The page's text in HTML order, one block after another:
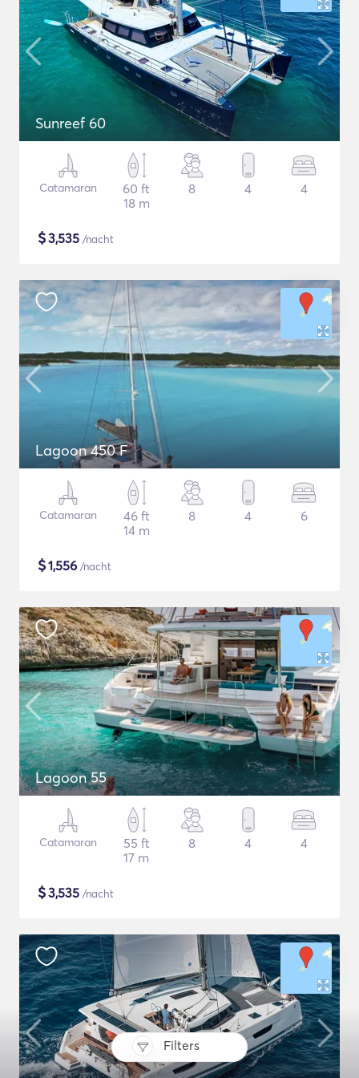
Filters
Sunreef 60
Catamaran
60 ft
18 m
8 4 4
$3,535 /nacht
Lagoon 450 F
Catamaran
46 ft
14 m
8 4 6
$1,556 /nacht
Lagoon 55
Catamaran
55 ft
17 m
8 4 4
$3,535 /nacht